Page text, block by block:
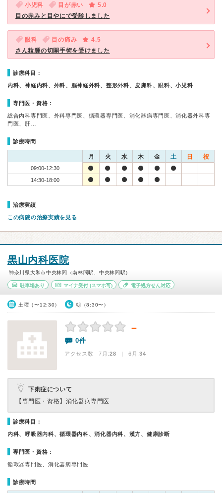
小児科 目が赤い
5.0
目の赤みと目やにで受診しました
眼科 目の痛み
4.5
さん粒腫の切開手術を受けました
診療科目：
内科、神経内科、外科、脳神経外科、整形外科、皮膚科、眼科、小児科
専門医・資格：
総合内科専門医、外科専門医、循環器専門医、消化器病専門医、消化器外科専
門医、肝…
診療時間
月 火 水 木 金 土 日 祝
09:00-12:30
14:30-18:00
治療実績
この病院の治療実績を見る
黒山内科医院
神奈川県大和市中央林間（南林間駅、中央林間駅）
駐車場あり マイナ受付(スマホ可) 電子処方せん対応
土曜（〜12:30） 朝（8:30〜）
－
0件
アクセス数 7月:28 | 6月:34
下痢症について
【専門医・資格】 消化器病専門医
診療科目：
内科、呼吸器内科、循環器内科、消化器内科、漢方、健康診断
専門医・資格：
循環器専門医、消化器病専門医
診療時間